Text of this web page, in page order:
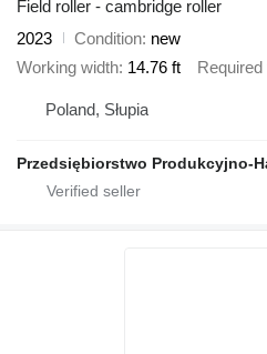
Field roller - cambridge roller
2023
Condition new
Working width 14.76 ft
Poland, Słupia